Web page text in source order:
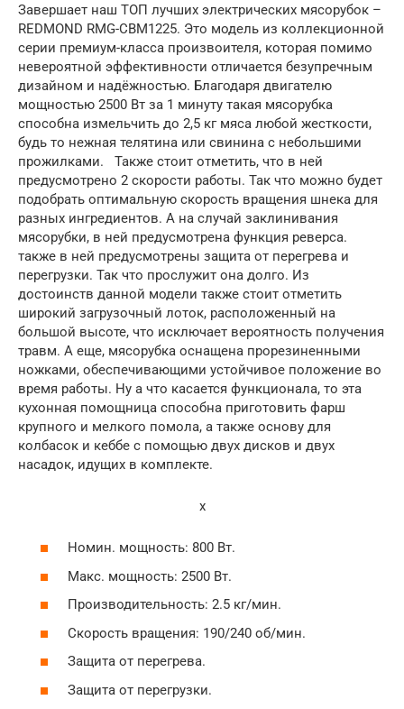
Завершает наш ТОП лучших электрических мясорубок –
REDMOND RMG-CBM1225. Это модель из коллекционной
серии премиум-класса произвоителя, которая помимо
невероятной эффективности отличается безупречным
дизайном и надёжностью. Благодаря двигателю
мощностью 2500 Вт за 1 минуту такая мясорубка
способна измельчить до 2,5 кг мяса любой жесткости,
будь то нежная телятина или свинина с небольшими
прожилками. Также стоит отметить, что в ней
предусмотрено 2 скорости работы. Так что можно будет
подобрать оптимальную скорость вращения шнека для
разных ингредиентов. А на случай заклинивания
мясорубки, в ней предусмотрена функция реверса.
также в ней предусмотрены защита от перегрева и
перегрузки. Так что прослужит она долго. Из
достоинств данной модели также стоит отметить
широкий загрузочный лоток, расположенный на
большой высоте, что исключает вероятность получения
травм. А еще, мясорубка оснащена прорезиненными
ножками, обеспечивающими устойчивое положение во
время работы. Ну а что касается функционала, то эта
кухонная помощница способна приготовить фарш
крупного и мелкого помола, а также основу для
колбасок и кеббе с помощью двух дисков и двух
насадок, идущих в комплекте.
x
Номин. мощность: 800 Вт.
Макс. мощность: 2500 Вт.
Производительность: 2.5 кг/мин.
Скорость вращения: 190/240 об/мин.
Защита от перегрева.
Защита от перегрузки.